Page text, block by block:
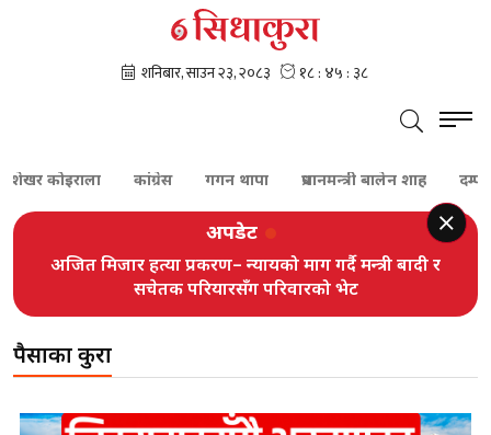
कोइराला कांग्रेस गगन थापा प्रधानमन्त्री बालेन शाह दम्पती
अपडेट
अजित मिजार हत्या प्रकरण– न्यायको माग गर्दै मन्त्री बादी र
सचेतक परियारसँग परिवारको भेट
पैसाका कुरा